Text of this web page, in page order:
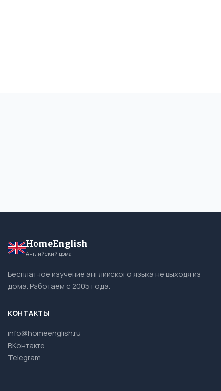
HomeEnglish
Английский дома
Бесплатное изучение английского языка не выходя из
дома. Работаем с 2005 года.
КОНТАКТЫ
info@homeenglish.ru
ВКонтакте
Telegram